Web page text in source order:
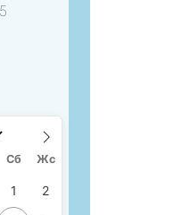
Сб Жс
1 2